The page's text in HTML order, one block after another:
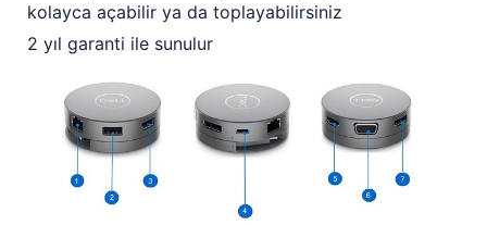
kolayca açabilir ya da toplayabilirsiniz
2 yıl garanti ile sunulur